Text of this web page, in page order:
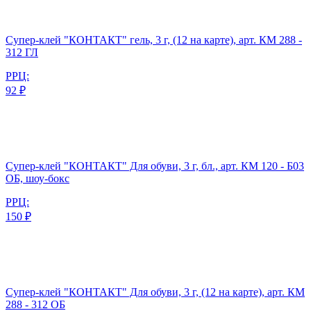
Супер-клей "КОНТАКТ" гель, 3 г, (12 на карте), арт. КМ 288 -
312 ГЛ
РРЦ:
92 ₽
Супер-клей "КОНТАКТ" Для обуви, 3 г, бл., арт. КМ 120 - Б03
ОБ, шоу-бокс
РРЦ:
150 ₽
Супер-клей "КОНТАКТ" Для обуви, 3 г, (12 на карте), арт. КМ
288 - 312 ОБ